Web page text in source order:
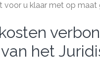
voor u klaar met op maat
het